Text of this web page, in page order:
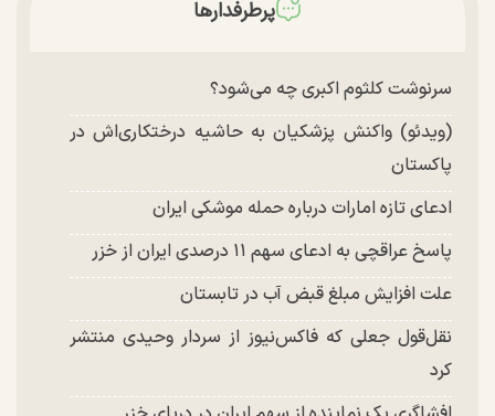
توافق با آمریکا در انتظار تایید نهایی شعام؟
شد
پرطرفدارها
سرنوشت کلثوم اکبری چه می‌شود؟
(ویدئو) واکنش پزشکیان به حاشیه درختکاری‌اش در
پاکستان
ادعای تازه امارات درباره حمله موشکی ایران
پاسخ عراقچی به ادعای سهم ۱۱ درصدی ایران از خزر
علت افزایش مبلغ قبض آب در تابستان
نقل‌قول جعلی که فاکس‌نیوز از سردار وحیدی منتشر
کرد